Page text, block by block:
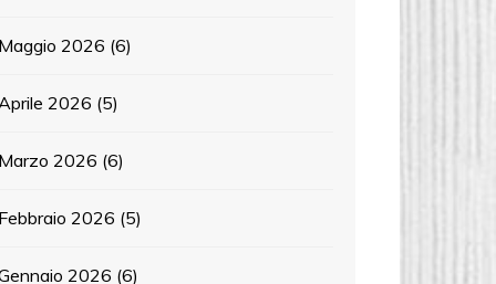
2026 (6)
2026 (5)
2026 (6)
2026 (5)
2026 (6)